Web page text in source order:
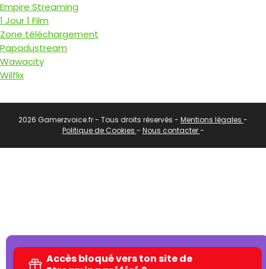
Empire Streaming
1 Jour 1 Film
Zone téléchargement
Papadustream
Wawacity
Wilflix
2026 Gamerzvoice.fr - Tous droits réservés - Mentions légales -
Politique de Cookies - Nous contacter-
Accès bloqué vers ton site de